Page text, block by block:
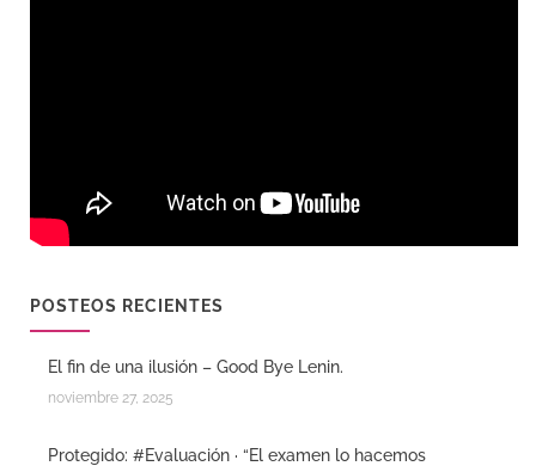
POSTEOS RECIENTES
El fin de una ilusión – Good Bye Lenin.
noviembre 27, 2025
Protegido: #Evaluación · “El examen lo hacemos